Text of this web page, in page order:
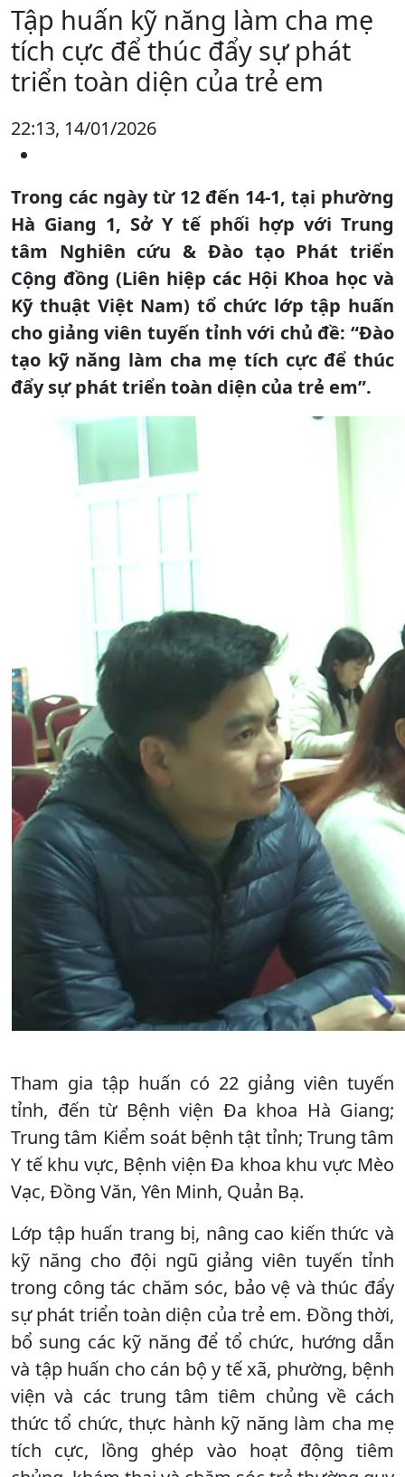
Tập huấn kỹ năng làm cha mẹ
tích cực để thúc đẩy sự phát
triển toàn diện của trẻ em
22:13, 14/01/2026
Trong các ngày từ 12 đến 14-1, tại phường
Hà Giang 1, Sở Y tế phối hợp với Trung
tâm Nghiên cứu & Đào tạo Phát triển
Cộng đồng (Liên hiệp các Hội Khoa học và
Kỹ thuật Việt Nam) tổ chức lớp tập huấn
cho giảng viên tuyến tỉnh với chủ đề: “Đào
tạo kỹ năng làm cha mẹ tích cực để thúc
đẩy sự phát triển toàn diện của trẻ em”.
Tham gia tập huấn có 22 giảng viên tuyến
tỉnh, đến từ Bệnh viện Đa khoa Hà Giang;
Trung tâm Kiểm soát bệnh tật tỉnh; Trung tâm
Y tế khu vực, Bệnh viện Đa khoa khu vực Mèo
Vạc, Đồng Văn, Yên Minh, Quản Bạ.
Lớp tập huấn trang bị, nâng cao kiến thức và
kỹ năng cho đội ngũ giảng viên tuyến tỉnh
trong công tác chăm sóc, bảo vệ và thúc đẩy
sự phát triển toàn diện của trẻ em. Đồng thời,
bổ sung các kỹ năng để tổ chức, hướng dẫn
và tập huấn cho cán bộ y tế xã, phường, bệnh
viện và các trung tâm tiêm chủng về cách
thức tổ chức, thực hành kỹ năng làm cha mẹ
tích cực, lồng ghép vào hoạt động tiêm